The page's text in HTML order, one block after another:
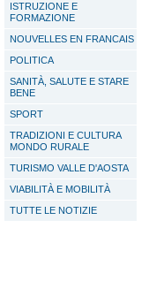
ISTRUZIONE E
FORMAZIONE
NOUVELLES EN FRANCAIS
POLITICA
SANITÀ, SALUTE E STARE
BENE
SPORT
TRADIZIONI E CULTURA
MONDO RURALE
TURISMO VALLE D'AOSTA
VIABILITÀ E MOBILITÀ
TUTTE LE NOTIZIE